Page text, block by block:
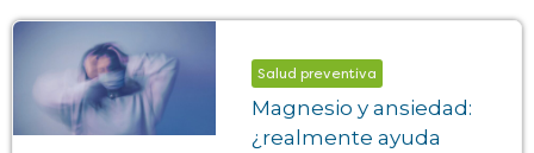
Salud preventiva
Magnesio y ansiedad:
¿realmente ayuda